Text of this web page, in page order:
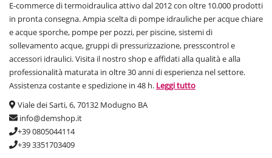
E-commerce di termoidraulica attivo dal 2012 con oltre 10.000 prodotti
in pronta consegna. Ampia scelta di pompe idrauliche per acque chiare
e acque sporche, pompe per pozzi, per piscine, sistemi di
sollevamento acque, gruppi di pressurizzazione, presscontrol e
accessori idraulici. Visita il nostro shop e affidati alla qualità e alla
professionalità maturata in oltre 30 anni di esperienza nel settore.
Assistenza costante e spedizione in 48 h. Leggi tutto
Viale dei Sarti, 6, 70132 Modugno BA
info@demshop.it
+39 0805044114
+39 3351703409